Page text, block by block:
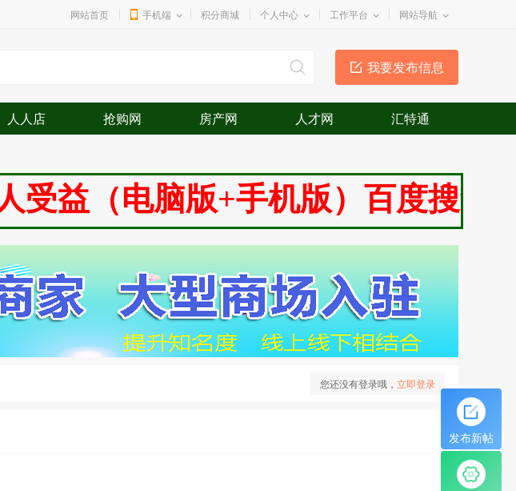
网站首页 手机端 积分商城 个人中心 工作平台 网站导航
我要发布信息
人人店 抢购网 房产网 人才网 汇特通
（电脑版+手机版）百度搜
您还没有登录哦， 立即登录
发布新帖